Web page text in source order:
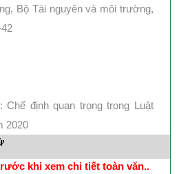
Bộ Tài nguyên và môi trường,
Chế định quan trọng trong Luật
2020
khi xem chi tiết toàn văn..